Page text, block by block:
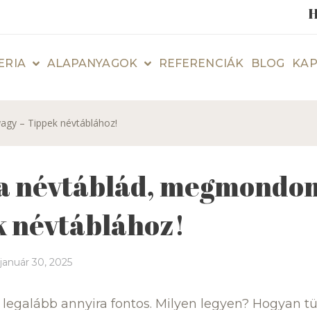
ALAPANYAGOK REFERENCIÁK BLOG
– Tippek névtáblához!
névtáblád,
névtáblához!
január 30, 2025
annyira fontos. Milyen legyen? Hogyan